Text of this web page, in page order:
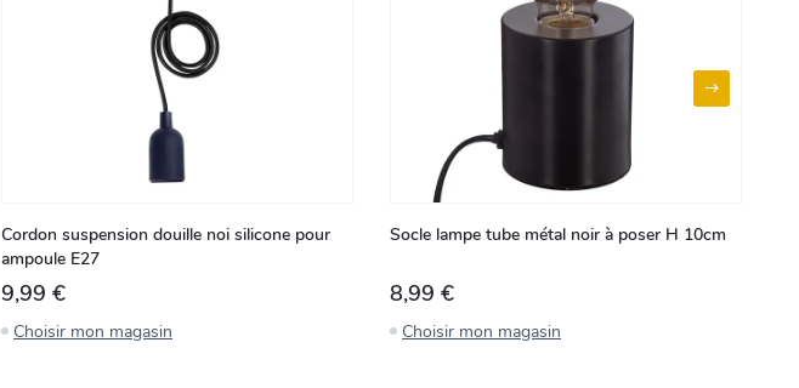
Cordon suspension douille noi silicone pour
ampoule E27
9,99 €
Choisir mon magasin
Socle lampe tube métal noir à poser H 10cm
8,99 €
Choisir mon magasin